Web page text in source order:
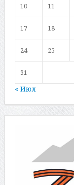
10 11
17 18
24 25
31
« Июл